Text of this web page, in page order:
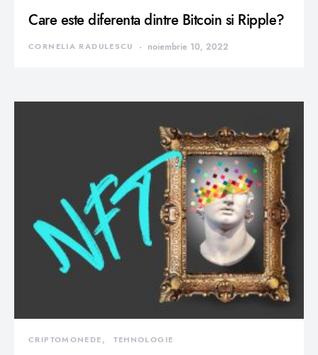
Care este diferenta dintre Bitcoin si Ripple?
CORNELIA RADULESCU noiembrie 10, 2022
CRIPTOMONEDE TEHNOLOGIE